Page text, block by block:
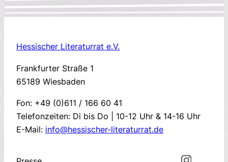
Hessischer Literaturrat e.V.
Frankfurter Straße 1
65189 Wiesbaden
Fon: +49 (0)611 / 166 60 41
Telefonzeiten: Di bis Do | 10-12 Uhr & 14-16 Uhr
E-Mail: info@hessischer-literaturrat.de